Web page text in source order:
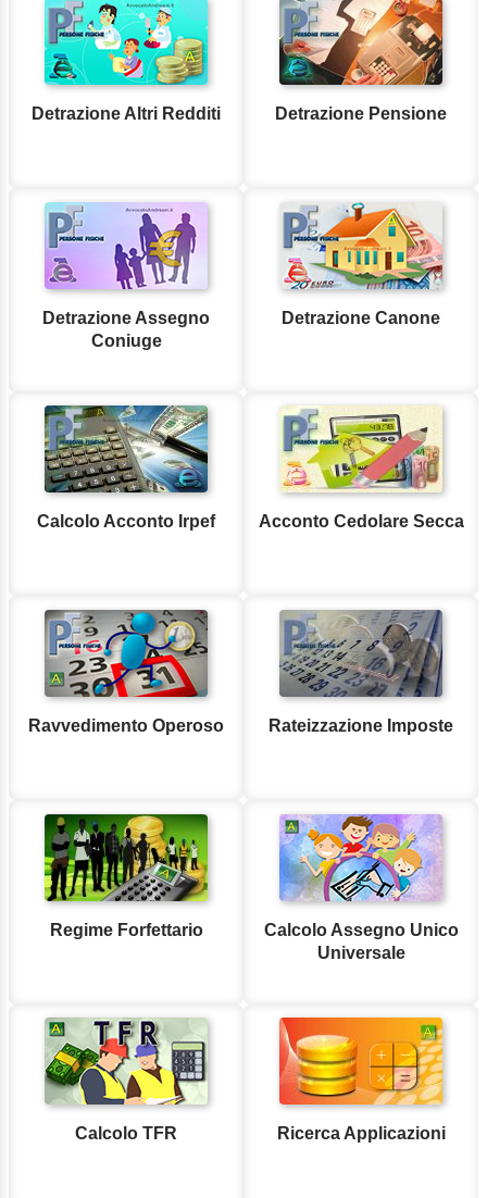
Detrazione Altri Redditi Detrazione Pensione
Detrazione Assegno
Coniuge
Detrazione Canone
Calcolo Acconto Irpef Acconto Cedolare Secca
Ravvedimento Operoso Rateizzazione Imposte
Regime Forfettario
Calcolo Assegno Unico
Universale
Calcolo TFR Ricerca Applicazioni